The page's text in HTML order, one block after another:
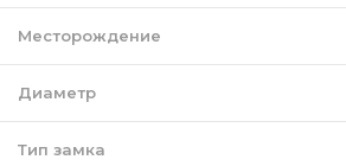
Месторождение
Диаметр
Тип замка